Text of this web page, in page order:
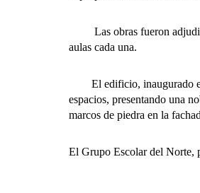
Las obras fueron
aulas cada una.
El edificio, inaugurado en
espacios, presentando una
marcos de piedra en la
El Grupo Escolar del Norte,